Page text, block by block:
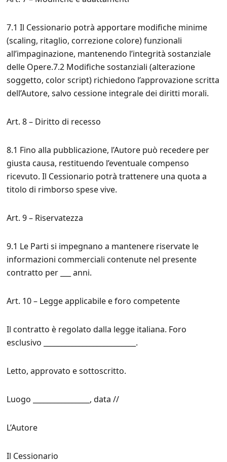
7.1 Il Cessionario potrà apportare modifiche minime
(scaling, ritaglio, correzione colore) funzionali
all’impaginazione, mantenendo l’integrità sostanziale
delle Opere.7.2 Modifiche sostanziali (alterazione
soggetto, color script) richiedono l’approvazione scritta
dell’Autore, salvo cessione integrale dei diritti morali.
Art. 8 – Diritto di recesso
8.1 Fino alla pubblicazione, l’Autore può recedere per
giusta causa, restituendo l’eventuale compenso
ricevuto. Il Cessionario potrà trattenere una quota a
titolo di rimborso spese vive.
Art. 9 – Riservatezza
9.1 Le Parti si impegnano a mantenere riservate le
informazioni commerciali contenute nel presente
contratto per ___ anni.
Art. 10 – Legge applicabile e foro competente
Il contratto è regolato dalla legge italiana. Foro
esclusivo __________________________.
Letto, approvato e sottoscritto.
Luogo ________________, data //
L’Autore
Il Cessionario